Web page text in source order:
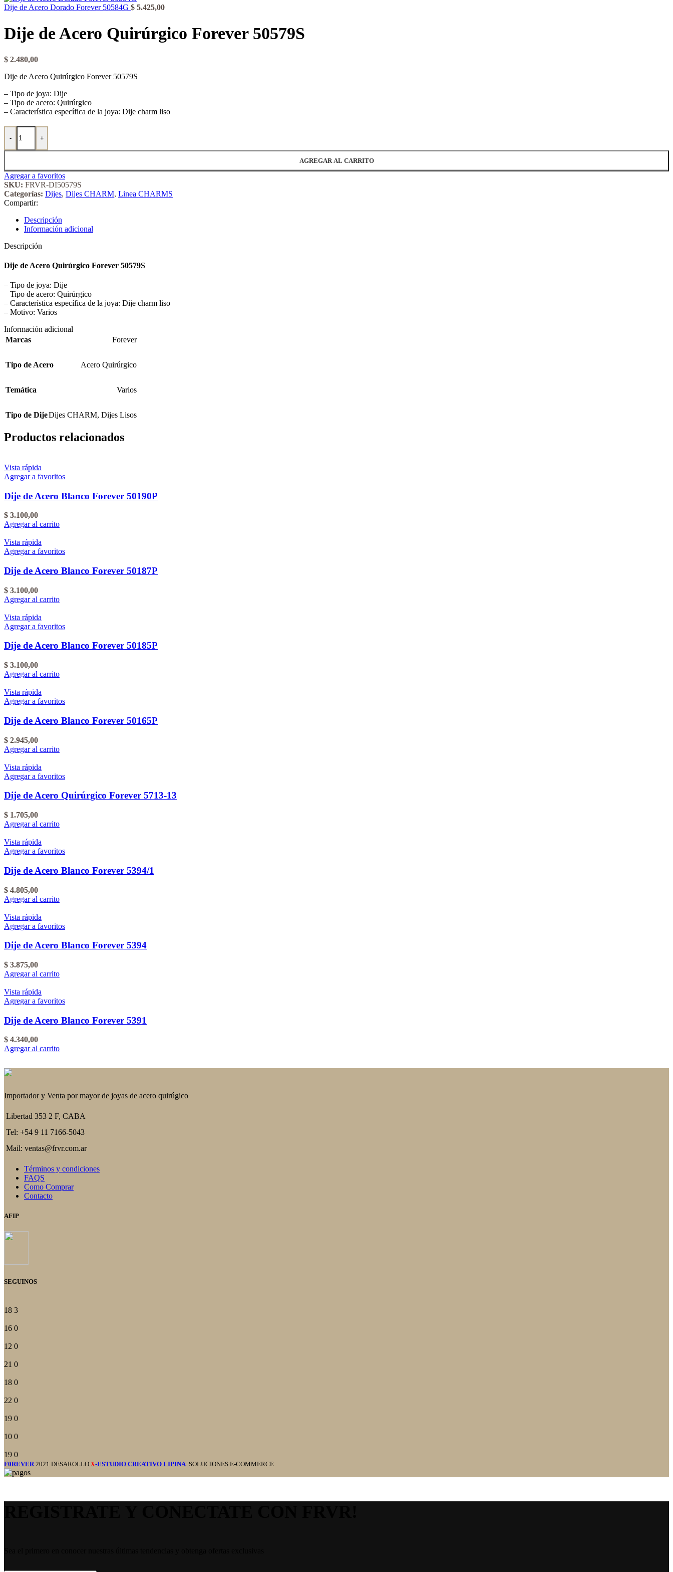
Dije de Acero Dorado Forever 50584G $ 5.425,00
Dije de Acero Quirúrgico Forever 50579S
$ 2.480,00
Dije de Acero Quirúrgico Forever 50579S
– Tipo de joya: Dije
– Tipo de acero: Quirúrgico
– Característica específica de la joya: Dije charm liso
-
Dije de Acero Quirúrgico Forever 50579S cantidad
+
AGREGAR AL CARRITO
Agregar a favoritos
SKU: FRVR-DI50579S
Categorías: Dijes, Dijes CHARM, Linea CHARMS
Compartir:
Descripción
Información adicional
Descripción
Dije de Acero Quirúrgico Forever 50579S
– Tipo de joya: Dije
– Tipo de acero: Quirúrgico
– Característica específica de la joya: Dije charm liso
– Motivo: Varios
Información adicional
Marcas
Forever
Tipo de Acero Acero Quirúrgico
Temática Varios
Tipo de DijeDijes CHARM, Dijes Lisos
Productos relacionados
Vista rápida
Agregar a favoritos
Dije de Acero Blanco Forever 50190P
$ 3.100,00
Agregar al carrito
Vista rápida
Agregar a favoritos
Dije de Acero Blanco Forever 50187P
$ 3.100,00
Agregar al carrito
Vista rápida
Agregar a favoritos
Dije de Acero Blanco Forever 50185P
$ 3.100,00
Agregar al carrito
Vista rápida
Agregar a favoritos
Dije de Acero Blanco Forever 50165P
$ 2.945,00
Agregar al carrito
Vista rápida
Agregar a favoritos
Dije de Acero Quirúrgico Forever 5713-13
$ 1.705,00
Agregar al carrito
Vista rápida
Agregar a favoritos
Dije de Acero Blanco Forever 5394/1
$ 4.805,00
Agregar al carrito
Vista rápida
Agregar a favoritos
Dije de Acero Blanco Forever 5394
$ 3.875,00
Agregar al carrito
Vista rápida
Agregar a favoritos
Dije de Acero Blanco Forever 5391
$ 4.340,00
Agregar al carrito
Importador y Venta por mayor de joyas de acero quirúgico
Libertad 353 2 F, CABA
Tel: +54 9 11 7166-5043
Mail: ventas@frvr.com.ar
Términos y condiciones
FAQS
Como Comprar
Contacto
AFIP
SEGUINOS
18 3
16 0
12 0
21 0
18 0
22 0
19 0
10 0
19 0
F0REVER 2021 DESAROLLO X-ESTUDIO CREATIVO LIPINA. SOLUCIONES E-COMMERCE